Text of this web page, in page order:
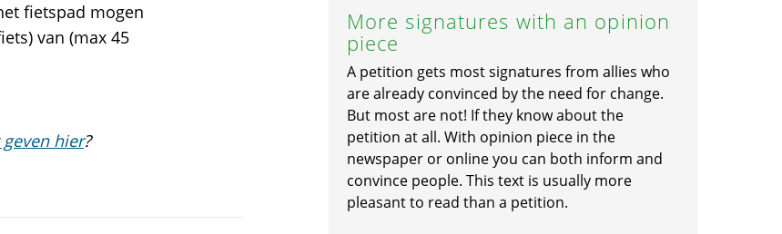
fietspad mogen
van (max 45
hier?
More signatures with an opinion
piece
A petition gets most signatures from allies who
are already convinced by the need for change.
But most are not! If they know about the
petition at all. With opinion piece in the
newspaper or online you can both inform and
convince people. This text is usually more
pleasant to read than a petition.